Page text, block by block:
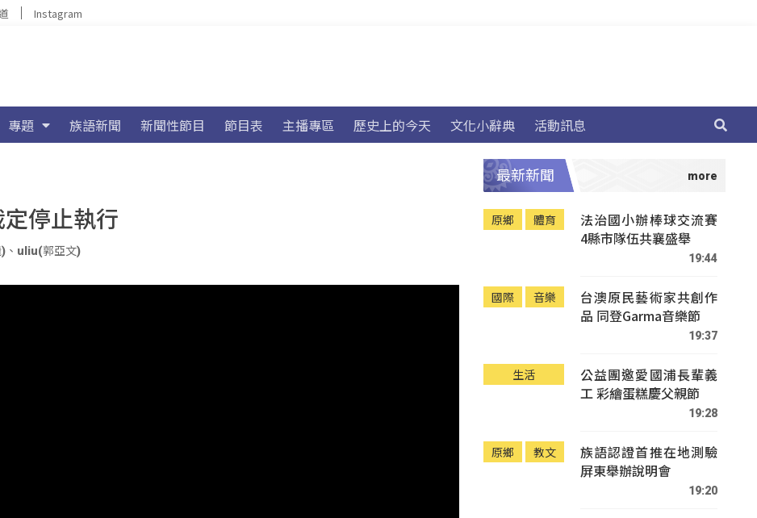
Instagram
專題 族語新聞 新聞性節目 節目表 主播專區 歷史上的今天 文化小辭典 活動訊息
停止執行
、 uliu(郭亞文)
最新新聞
原鄉 體育
法治國小辦棒球交流賽
4縣市隊伍共襄盛舉
19:44
國際 音樂
台澳原民藝術家共創作
品 同登Garma音樂節
19:37
生活
公益團邀愛國浦長輩義
工 彩繪蛋糕慶父親節
19:28
原鄉 教文
族語認證首推在地測驗
屏東舉辦說明會
19:20